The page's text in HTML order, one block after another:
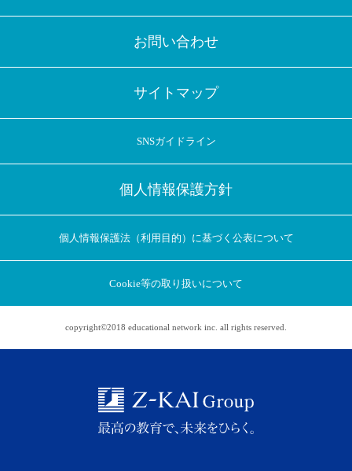
アプリに切り替えてみませんか
アプリ限定のコラムを配信中！
お問い合わせ
サイトマップ
SNSガイドライン
個人情報保護方針
個人情報保護法（利用目的）に基づく公表について
Cookie等の取り扱いについて
copyright©2018 educational network inc. all rights reserved.